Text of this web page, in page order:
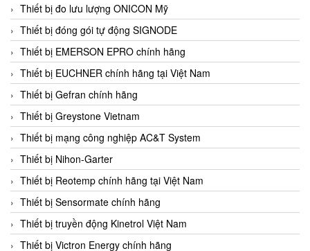
Thiết bị đo lưu lượng ONICON Mỹ
Thiết bị đóng gói tự động SIGNODE
Thiết bị EMERSON EPRO chính hãng
Thiết bị EUCHNER chính hãng tại Việt Nam
Thiết bị Gefran chính hãng
Thiết bị Greystone Vietnam
Thiết bị mạng công nghiệp AC&T System
Thiết bị Nihon-Garter
Thiết bị Reotemp chính hãng tại Việt Nam
Thiết bị Sensormate chính hãng
Thiết bị truyền động Kinetrol Việt Nam
Thiết bị Victron Energy chính hãng